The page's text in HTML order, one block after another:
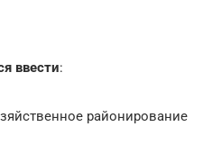
ввести:
районирование